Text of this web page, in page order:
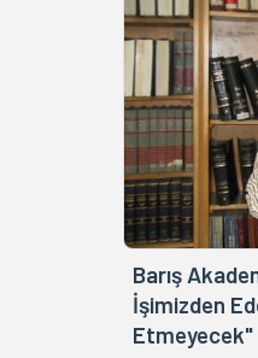
Barış
İşimizden
Etmeyecek"